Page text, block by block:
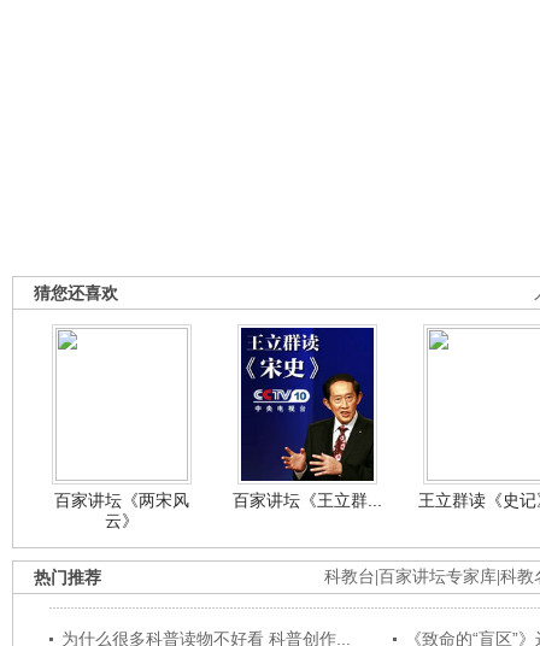
猜您还喜欢
百家讲坛《两宋风
云》
百家讲坛《王立群... 王立群读《史
科教台 百家讲坛专家库 科教
热门推荐
为什么很多科普读物不好看 科普创作...
《致命的“盲区”